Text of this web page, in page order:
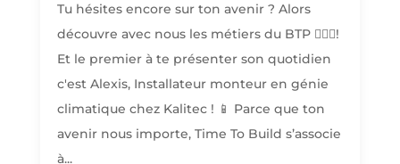
Tu hésites encore sur ton avenir ? Alors
découvre avec nous les métiers du BTP 👷🏻‍♂️!
Et le premier à te présenter son quotidien
c'est Alexis, Installateur monteur en génie
climatique chez Kalitec ! 📱 Parce que ton
avenir nous importe, Time To Build s’associe
à...